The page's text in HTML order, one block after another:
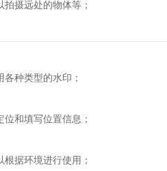
摄远处的物体等；
种类型的水印；
和填写位置信息；
据环境进行使用；